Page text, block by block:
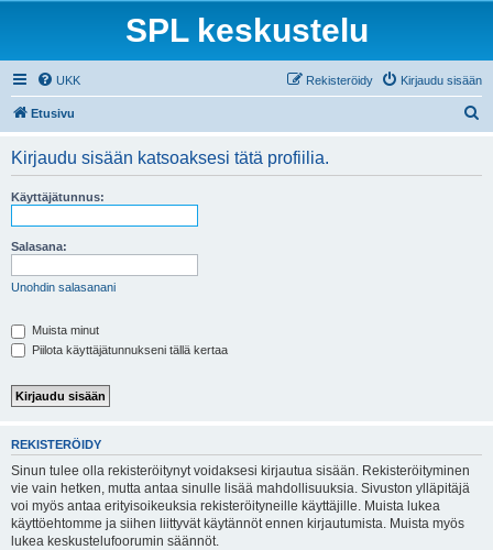
SPL keskustelu
UKK Kirjaudu sisään
Rekisteröidy
Etusivu
Kirjaudu sisään katsoaksesi tätä profiilia.
Käyttäjätunnus:
Salasana:
Unohdin salasanani
Muista minut
Piilota käyttäjätunnukseni tällä kertaa
REKISTERÖIDY
Sinun tulee olla rekisteröitynyt voidaksesi kirjautua sisään. Rekisteröityminen
vie vain hetken, mutta antaa sinulle lisää mahdollisuuksia. Sivuston ylläpitäjä
voi myös antaa erityisoikeuksia rekisteröityneille käyttäjille. Muista lukea
käyttöehtomme ja siihen liittyvät käytännöt ennen kirjautumista. Muista myös
lukea keskustelufoorumin säännöt.